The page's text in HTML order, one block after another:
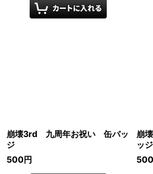
崩壊3rd 九周年お祝い 缶バッ
ジ
500円
崩
ッジ
500